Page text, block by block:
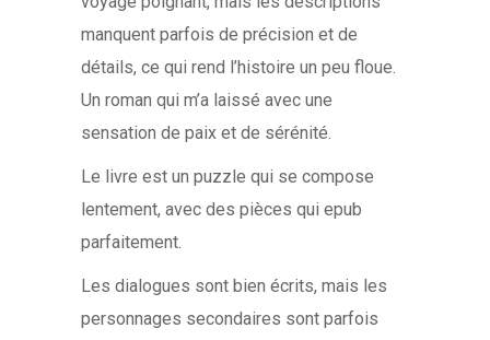
manquent parfois de précision et de
détails, ce qui rend l’histoire un peu floue.
Un roman qui m’a laissé avec une
sensation de paix et de sérénité.
Le livre est un puzzle qui se compose
lentement, avec des pièces qui epub
parfaitement.
Les dialogues sont bien écrits, mais les
personnages secondaires sont parfois